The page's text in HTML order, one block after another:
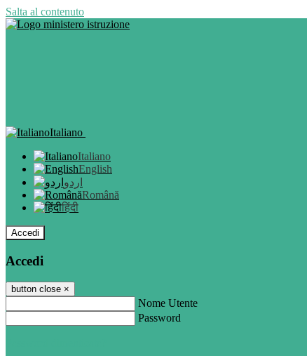
Salta al contenuto
Italiano
Italiano
English
اردو
Română
हिंदी
Accedi
Accedi
button close ×
Nome Utente
Password